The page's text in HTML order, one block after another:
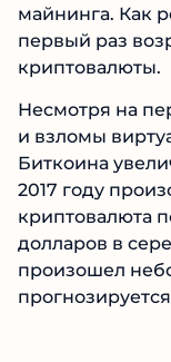
майнинга. Как
первый раз
криптовалюты.
Несмотря на
и взломы
Биткоина
2017 году
криптовалюта
долларов в
произошел